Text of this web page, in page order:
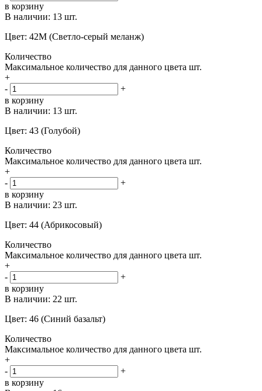
в корзину
В наличии: 13 шт.
Цвет: 42М (Светло-серый меланж)
Количество
Максимальное количество для данного цвета шт.
+
-
+
в корзину
В наличии: 13 шт.
Цвет: 43 (Голубой)
Количество
Максимальное количество для данного цвета шт.
+
-
+
в корзину
В наличии: 23 шт.
Цвет: 44 (Абрикосовый)
Количество
Максимальное количество для данного цвета шт.
+
-
+
в корзину
В наличии: 22 шт.
Цвет: 46 (Синий базальт)
Количество
Максимальное количество для данного цвета шт.
+
-
+
в корзину